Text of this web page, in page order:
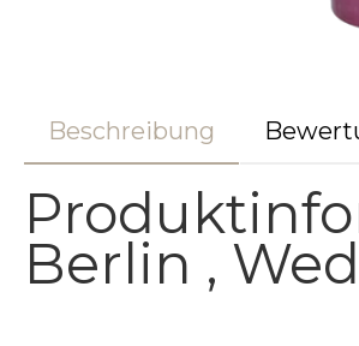
Beschreibung
Berlin ,